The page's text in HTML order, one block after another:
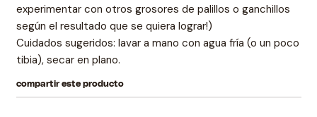
experimentar con otros grosores de palillos o ganchillos
según el resultado que se quiera lograr!)
Cuidados sugeridos: lavar a mano con agua fría (o un poco
tibia), secar en plano.
compartir este producto